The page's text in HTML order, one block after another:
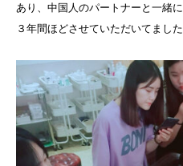
あり、中国人のパートナーと一緒
３年間ほどさせていただいてました